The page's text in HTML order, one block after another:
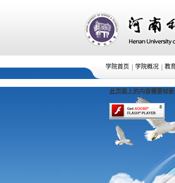
学院首页 | 学院概况 | 教
此页面上的内容需要较